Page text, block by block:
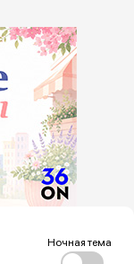
Ночная тема